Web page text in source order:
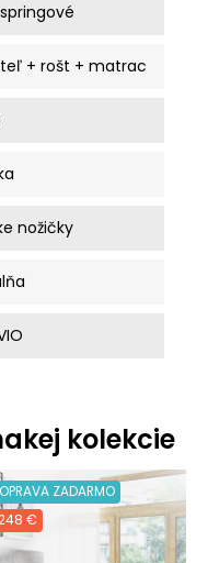
+ rošt + matrac
nožičky
kolekcie
ZADARMO
€